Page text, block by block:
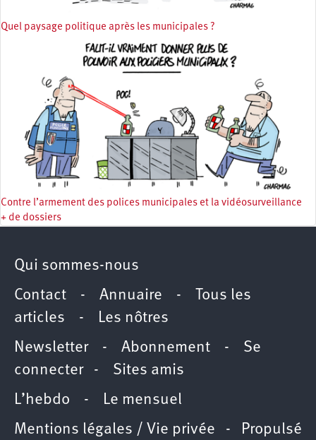
Quel paysage politique après les municipales ?
Contre l’armement des polices municipales et la vidéosurveillance
+ de dossiers
Qui sommes-nous
Contact - Annuaire -
Tous les
articles - Les nôtres
Newsletter- Abonnement - Se
connecter- Sites amis
L’hebdo - Le mensuel
Mentions légales / Vie privée - Propulsé